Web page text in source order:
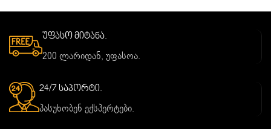
უფასო მიტანა.
200 ლარიდან, უფასოა.
24/7 საპორტი.
პასუხობენ ექსპერტები.